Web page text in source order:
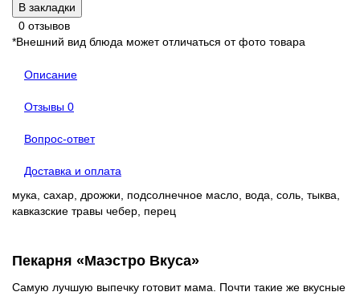
В закладки
0 отзывов
*Внешний вид блюда может отличаться от фото товара
Описание
Отзывы 0
Вопрос-ответ
Доставка и оплата
мука, сахар, дрожжи, подсолнечное масло, вода, соль, тыква,
кавказские травы чебер, перец
Пекарня «Маэстро Вкуса»
Самую лучшую выпечку готовит мама. Почти такие же вкусные